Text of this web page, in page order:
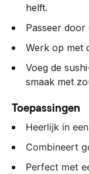
helft.
Passeer door
Werk op met
Voeg de
smaak met
Toepassingen
Heerlijk in
Combineert
Perfect met